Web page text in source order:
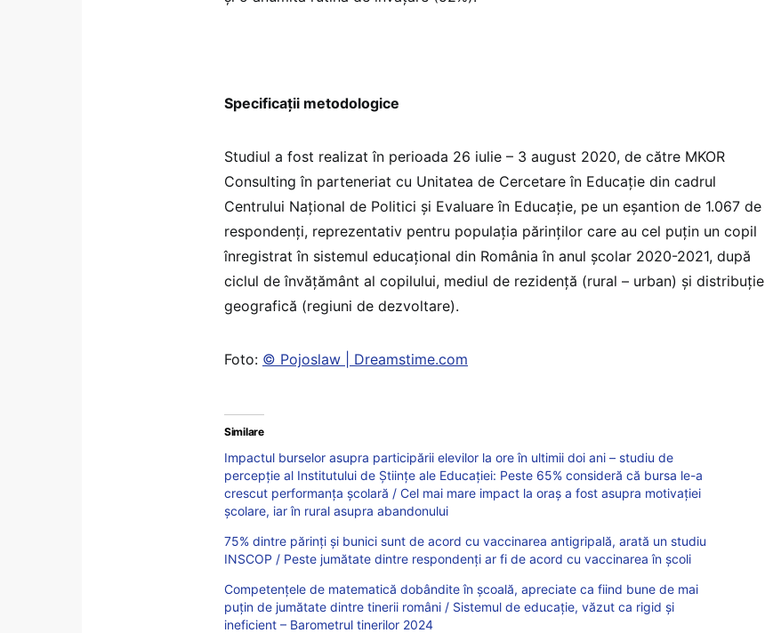
Specificații metodologice
Studiul a fost realizat în perioada 26 iulie – 3 august 2020, de către MKOR
Consulting în parteneriat cu Unitatea de Cercetare în Educație din cadrul
Centrului Național de Politici și Evaluare în Educație, pe un eșantion de 1.067 de
respondenți, reprezentativ pentru populația părinților care au cel puțin un copil
înregistrat în sistemul educațional din România în anul școlar 2020-2021, după
ciclul de învățământ al copilului, mediul de rezidență (rural – urban) și distribuție
geografică (regiuni de dezvoltare).
Foto: © Pojoslaw | Dreamstime.com
Similare
Impactul burselor asupra participării elevilor la ore în ultimii doi ani – studiu de
percepție al Institutului de Științe ale Educației: Peste 65% consideră că bursa le-a
crescut performanța școlară / Cel mai mare impact la oraș a fost asupra motivației
școlare, iar în rural asupra abandonului
75% dintre părinţi şi bunici sunt de acord cu vaccinarea antigripală, arată un studiu
INSCOP / Peste jumătate dintre respondenți ar fi de acord cu vaccinarea în școli
Competențele de matematică dobândite în școală, apreciate ca fiind bune de mai
puțin de jumătate dintre tinerii români / Sistemul de educație, văzut ca rigid și
ineficient – Barometrul tinerilor 2024